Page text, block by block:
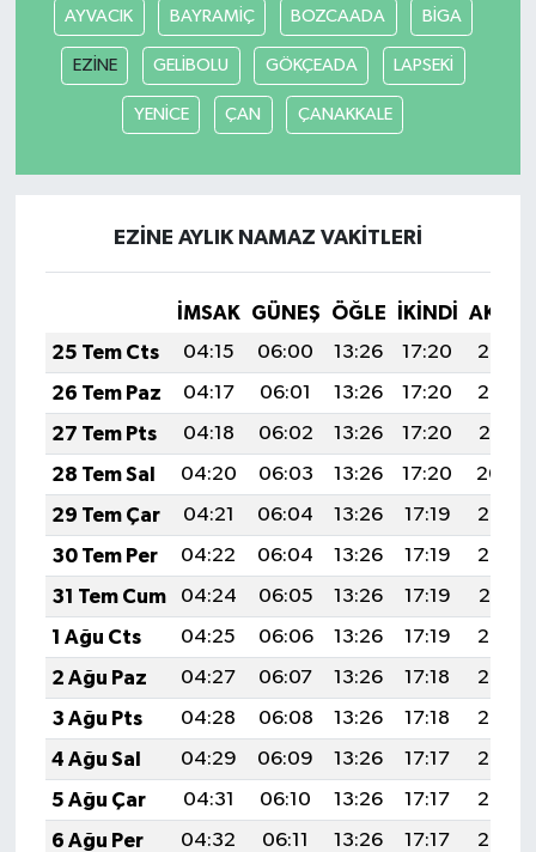
AYVACIK BAYRAMİÇ BOZCAADA BİGA
EZİNE GELİBOLU GÖKÇEADA LAPSEKİ
YENİCE ÇAN ÇANAKKALE
EZİNE AYLIK NAMAZ VAKITLERI
İMSAK GÜNEŞ ÖĞLE İKINDI
25 Tem Cts
04:15 06:00 13:26 17:20
20:42
26 Tem Paz
04:17 06:01 13:26 17:20
20:42
27 Tem Pts
04:18 06:02 13:26 17:20
20:41
28 Tem Sal
04:20 06:03 13:26 17:20
20:40
29 Tem Çar
04:21 06:04 13:26 17:19
20:39
30 Tem Per
04:22 06:04 13:26 17:19
20:38
31 Tem Cum
04:24 06:05 13:26 17:19
20:37
1 Ağu Cts
04:25 06:06 13:26 17:19
20:36
2 Ağu Paz
04:27 06:07 13:26 17:18
20:35
3 Ağu Pts
04:28 06:08 13:26 17:18
20:34
4 Ağu Sal
04:29 06:09 13:26 17:17
20:33
5 Ağu Çar
04:31 06:10 13:26 17:17
20:32
6 Ağu Per
04:32 06:11 13:26 17:17
20:30